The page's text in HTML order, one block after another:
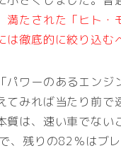
満たされた「ヒト・
は徹底的に絞り込む
ワーのあるエンジ
みれば当たり前で
は、速い車でない
、残りの82％はブ